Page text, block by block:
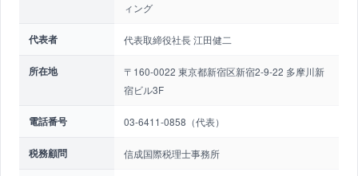
ィング
代表者 代表取締役社長 江田健二
所在地
〒160-0022 東京都新宿区新宿2-9-22 多摩川新
宿ビル3F
電話番号 03-6411-0858（代表）
税務顧問 信成国際税理士事務所